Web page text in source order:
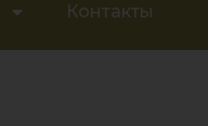
Контакты